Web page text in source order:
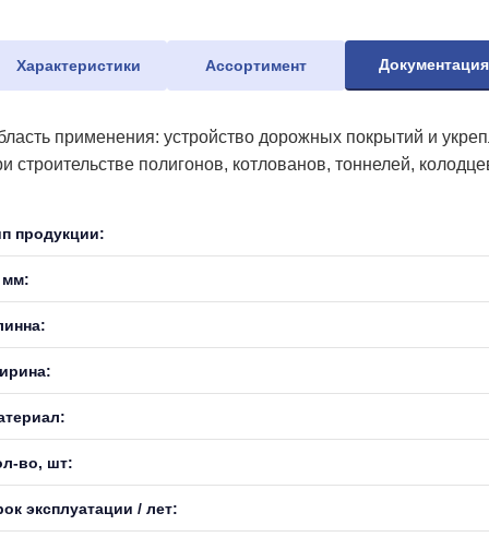
Характеристики Ассортимент Документация
применения: устройство дорожных покрытий и
строительстве полигонов, котлованов, тоннелей,
продукции:
мм:
во, шт:
эксплуатации / лет: